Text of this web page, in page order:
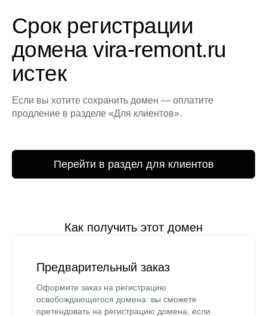
Срок регистрации
домена vira-remont.ru
истек
Если вы хотите сохранить домен — оплатите
продление в разделе «Для клиентов».
Перейти в раздел для клиентов
Как получить этот домен
Предварительный заказ
Оформите заказ на регистрацию
освобождающегося домена: вы сможете
претендовать на регистрацию домена, если